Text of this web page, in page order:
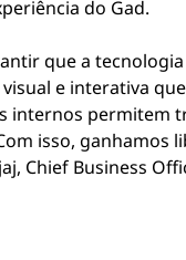
do Gad.
que a
e interativa
internos
isso, ganhamos
Chief Business